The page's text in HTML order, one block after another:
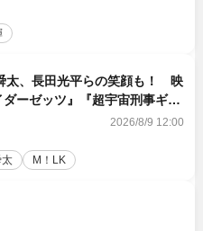
太、長田光平らの笑顔も！ 映
ーゼッツ』『超宇宙刑事ギャ
ニティ』オフショット到着
2026/8/9 12:00
M！LK